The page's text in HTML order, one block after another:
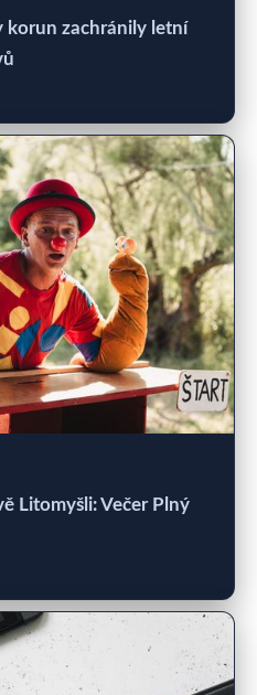
korun zachránily letní
Litomyšli: Večer Plný